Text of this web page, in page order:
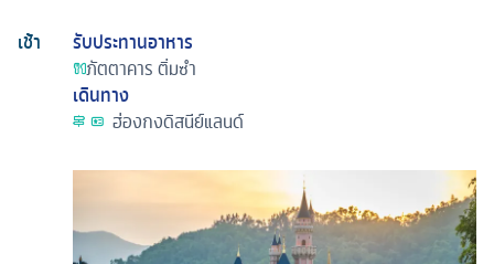
เช้า
รับประทานอาหาร
ภัตตาคารติ่มซำ
เดินทาง
ฮ่องกงดิสนีย์แลนด์